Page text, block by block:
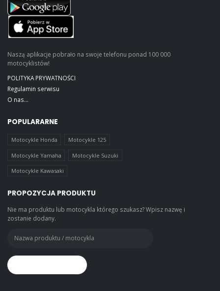
Naszą aplikacje pobrało na swoje telefonu ponad 100 000
motocyklistów!
POLITYKA PRYWATNOŚCI
Regulamin serwisu
O nas...
POPULARARNE
Motocykle Honda Motocykle 125
Motocykle Yamaha Motocykle Suzuki
Motocykle Kawasaki
PROPOZYCJA PRODUKTU
Nie ma produktu lub motocykla którego szukasz? Wpisz nazwę i
zostanie dodany.